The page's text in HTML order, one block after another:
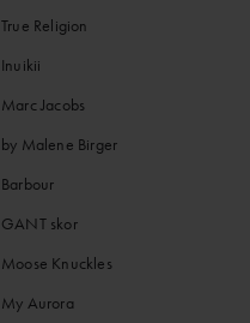
True Religion
Inuikii
Marc Jacobs
by Malene Birger
Barbour
GANT skor
Moose Knuckles
My Aurora